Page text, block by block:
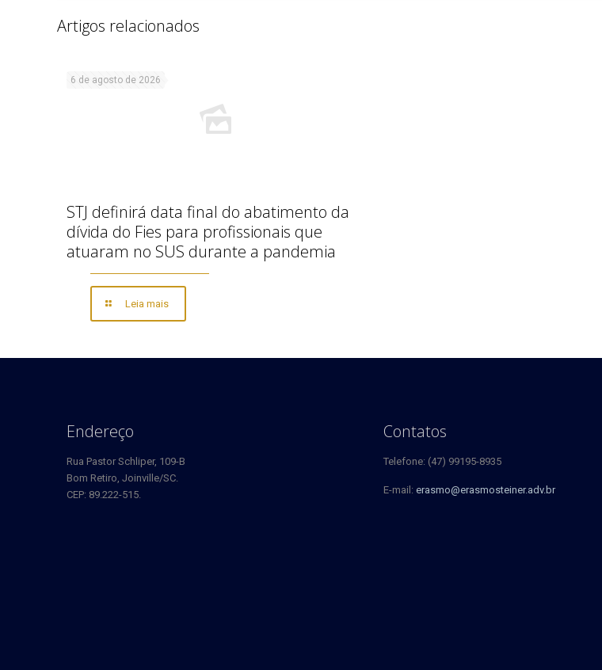
Artigos relacionados
6 de agosto de 2026
STJ definirá data final do abatimento da
dívida do Fies para profissionais que
atuaram no SUS durante a pandemia
Leia mais
Endereço
Rua Pastor Schliper, 109-B
Bom Retiro, Joinville/SC.
CEP: 89.222-515.
Contatos
Telefone: (47) 99195-8935
E-mail: erasmo@erasmosteiner.adv.br